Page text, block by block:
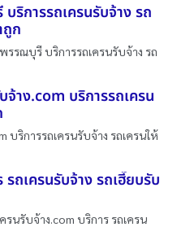
ริการรถเครนรับจ้าง รถ
ถูก
รรณบุรี บริการรถเครนรับจ้าง รถ
าง.com บริการรถเครน
บริการรถเครนรับจ้าง รถเครนให้
ถเครนรับจ้าง รถเฮี๊ยบรับ
รนรับจ้าง.com บริการ รถเครน